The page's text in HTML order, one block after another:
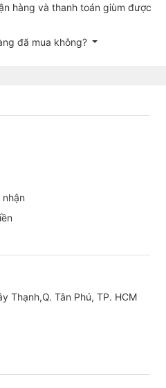
hàng và thanh toán giùm được
đã mua không?
Thạnh,Q. Tân Phú, TP. HCM